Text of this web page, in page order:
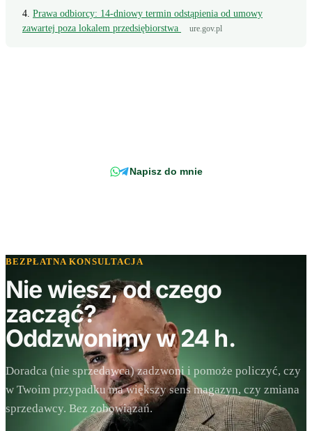
Prawa odbiorcy: 14-dniowy termin odstąpienia od umowy
zawartej poza lokalem przedsiębiorstwa
ure.gov.pl
Napisz do mnie
BEZPŁATNA KONSULTACJA
Nie wiesz, od czego
zacząć?
Oddzwonimy w 24 h.
Doradca (nie sprzedawca) zadzwoni i pomoże policzyć, czy
w Twoim przypadku ma większy sens magazyn, czy zmiana
sprzedawcy. Bez zobowiązań.